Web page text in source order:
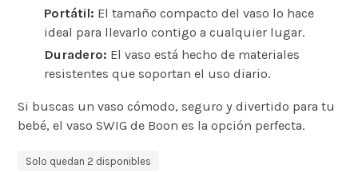
Portátil: El tamaño compacto del vaso lo hace
ideal para llevarlo contigo a cualquier lugar.
Duradero: El vaso está hecho de materiales
resistentes que soportan el uso diario.
Si buscas un vaso cómodo, seguro y divertido para tu
bebé, el vaso SWIG de Boon es la opción perfecta.
Solo quedan 2 disponibles